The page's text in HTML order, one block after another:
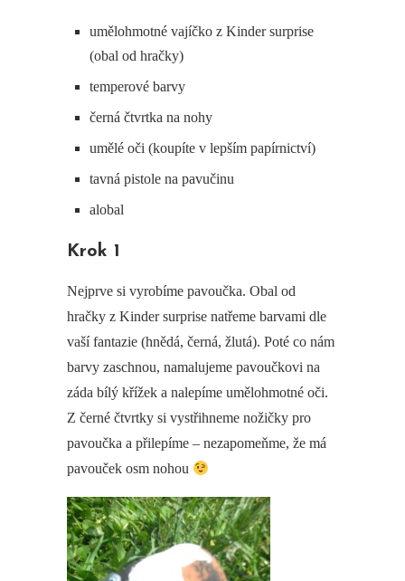
umělohmotné vajíčko z Kinder surprise
(obal od hračky)
temperové barvy
černá čtvrtka na nohy
umělé oči (koupíte v lepším papírnictví)
tavná pistole na pavučinu
alobal
Krok 1
Nejprve si vyrobíme pavoučka. Obal od
hračky z Kinder surprise natřeme barvami dle
vaší fantazie (hnědá, černá, žlutá). Poté co nám
barvy zaschnou, namalujeme pavoučkovi na
záda bílý křížek a nalepíme umělohmotné oči.
Z černé čtvrtky si vystřihneme nožičky pro
pavoučka a přilepíme – nezapomeňme, že má
pavouček osm nohou